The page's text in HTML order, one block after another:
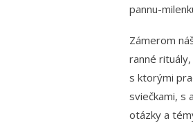
pannu-
Zámerom
ranné
s ktorými
sviečkami, s
otázky a